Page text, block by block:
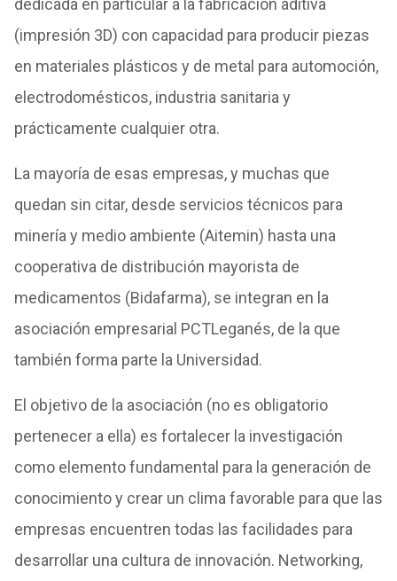
dedicada en particular a la fabricación aditiva
(impresión 3D) con capacidad para producir piezas
en materiales plásticos y de metal para automoción,
electrodomésticos, industria sanitaria y
prácticamente cualquier otra.
La mayoría de esas empresas, y muchas que
quedan sin citar, desde servicios técnicos para
minería y medio ambiente (Aitemin) hasta una
cooperativa de distribución mayorista de
medicamentos (Bidafarma), se integran en la
asociación empresarial PCTLeganés, de la que
también forma parte la Universidad.
El objetivo de la asociación (no es obligatorio
pertenecer a ella) es fortalecer la investigación
como elemento fundamental para la generación de
conocimiento y crear un clima favorable para que las
empresas encuentren todas las facilidades para
desarrollar una cultura de innovación. Networking,